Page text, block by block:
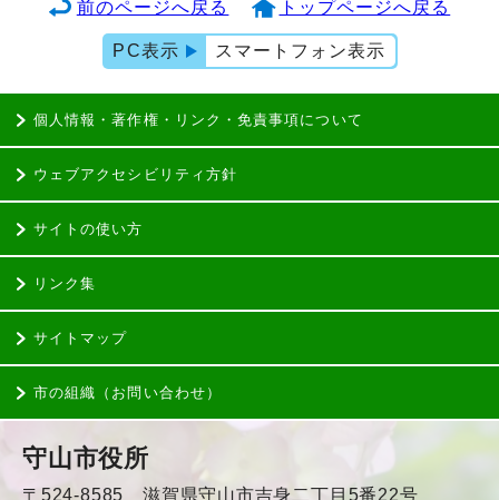
前のページへ戻る トップページへ戻る
PC表示 スマートフォン表示
個人情報・著作権・リンク・免責事項について
ウェブアクセシビリティ方針
サイトの使い方
リンク集
サイトマップ
市の組織（お問い合わせ）
守山市役所
〒524-8585 滋賀県守山市吉身二丁目5番22号